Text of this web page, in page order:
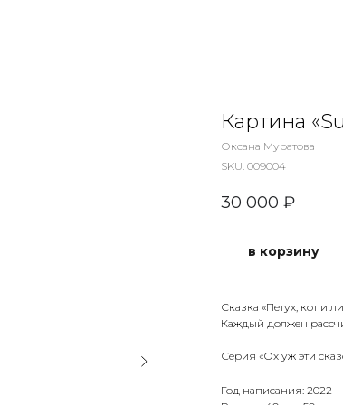
Картина
Оксана Муратова
SKU: 009004
30 000 ₽
в корзину
Сказка «Петух, кот и
Каждый должен
Серия «Ох уж эти
Год написания: 2022